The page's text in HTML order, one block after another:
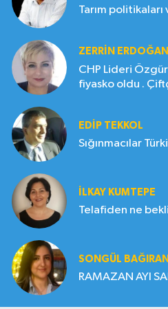
Tarım politikaları
ZERRIN ERDOĞAN
CHP Lideri
fiyasko oldu .
EDIP TEKKOL
Sığınmacılar
İLKAY KUMTEPE
Telafiden ne
SONGÜL BAĞIRAN
RAMAZAN AYI